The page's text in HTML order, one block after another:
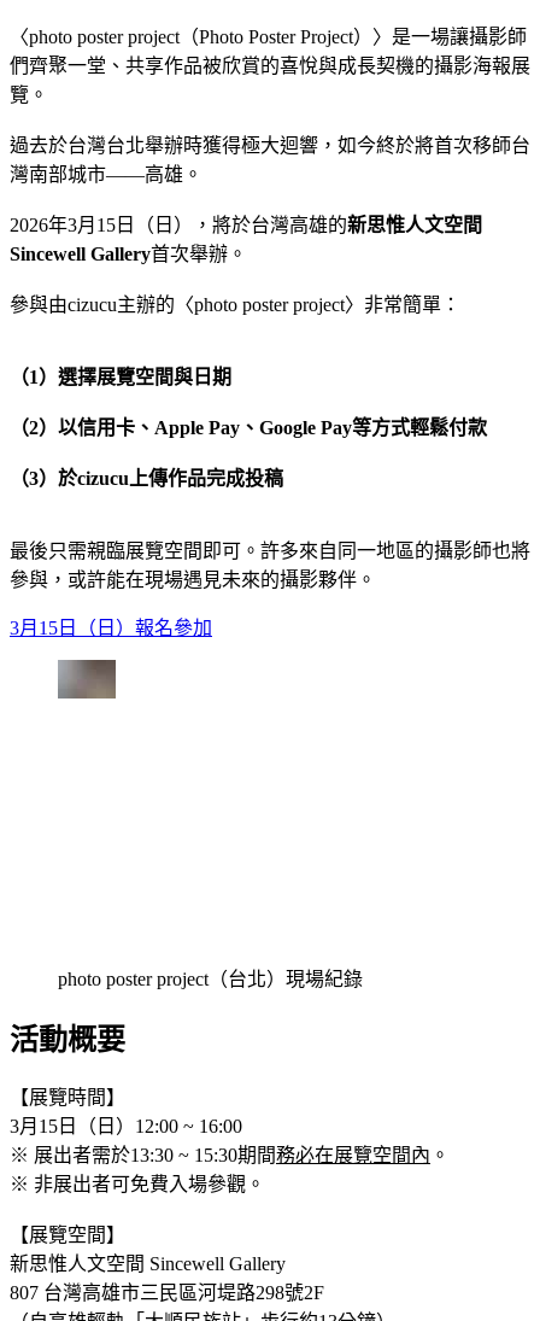
〈photo poster project（Photo Poster Project）〉是一場讓攝影師
們齊聚一堂、共享作品被欣賞的喜悅與成長契機的攝影海報展
覽。
過去於台灣台北舉辦時獲得極大迴響，如今終於將首次移師台
灣南部城市——高雄。
2026年3月15日（日），將於台灣高雄的新思惟人文空間
Sincewell Gallery首次舉辦。
參與由cizucu主辦的〈photo poster project〉非常簡單：
（1）選擇展覽空間與日期
（2）以信用卡、Apple Pay、Google Pay等方式輕鬆付款
（3）於cizucu上傳作品完成投稿
最後只需親臨展覽空間即可。許多來自同一地區的攝影師也將
參與，或許能在現場遇見未來的攝影夥伴。
3月15日（日）報名參加
photo poster project（台北）現場紀錄
活動概要
【展覽時間】
3月15日（日）12:00 ~ 16:00
※ 展出者需於13:30 ~ 15:30期間務必在展覽空間內 。
※ 非展出者可免費入場參觀。
【展覽空間】
新思惟人文空間 Sincewell Gallery
807 台灣高雄市三民區河堤路298號2F